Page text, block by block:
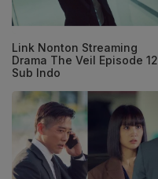
Link Nonton Streaming
Drama The Veil Episode 12
Sub Indo